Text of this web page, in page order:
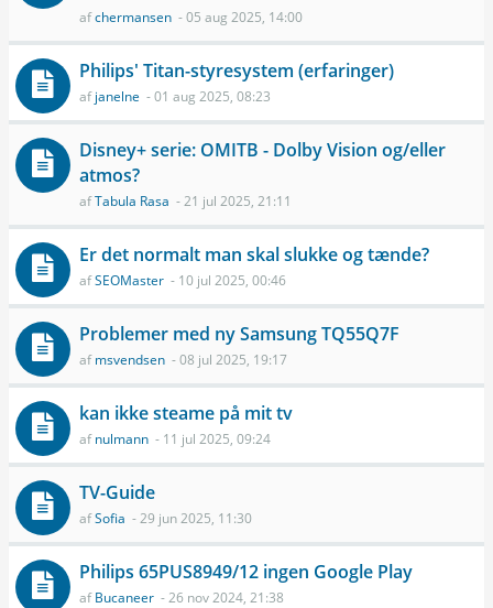
afchermansen - 05 aug 2025, 14:00
Philips' Titan-styresystem (erfaringer)
afjanelne - 01 aug 2025, 08:23
Disney+ serie: OMITB - Dolby Vision og/eller
atmos?
afTabula Rasa - 21 jul 2025, 21:11
Er det normalt man skal slukke og tænde?
afSEOMaster - 10 jul 2025, 00:46
Problemer med ny Samsung TQ55Q7F
afmsvendsen - 08 jul 2025, 19:17
kan ikke steame på mit tv
afnulmann - 11 jul 2025, 09:24
TV-Guide
afSofia - 29 jun 2025, 11:30
Philips 65PUS8949/12 ingen Google Play
afBucaneer - 26 nov 2024, 21:38